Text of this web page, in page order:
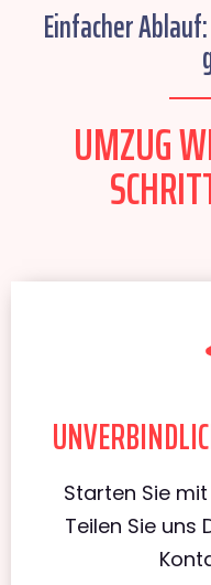
Einfacher
UMZUG
Starten Sie
Teilen Sie uns